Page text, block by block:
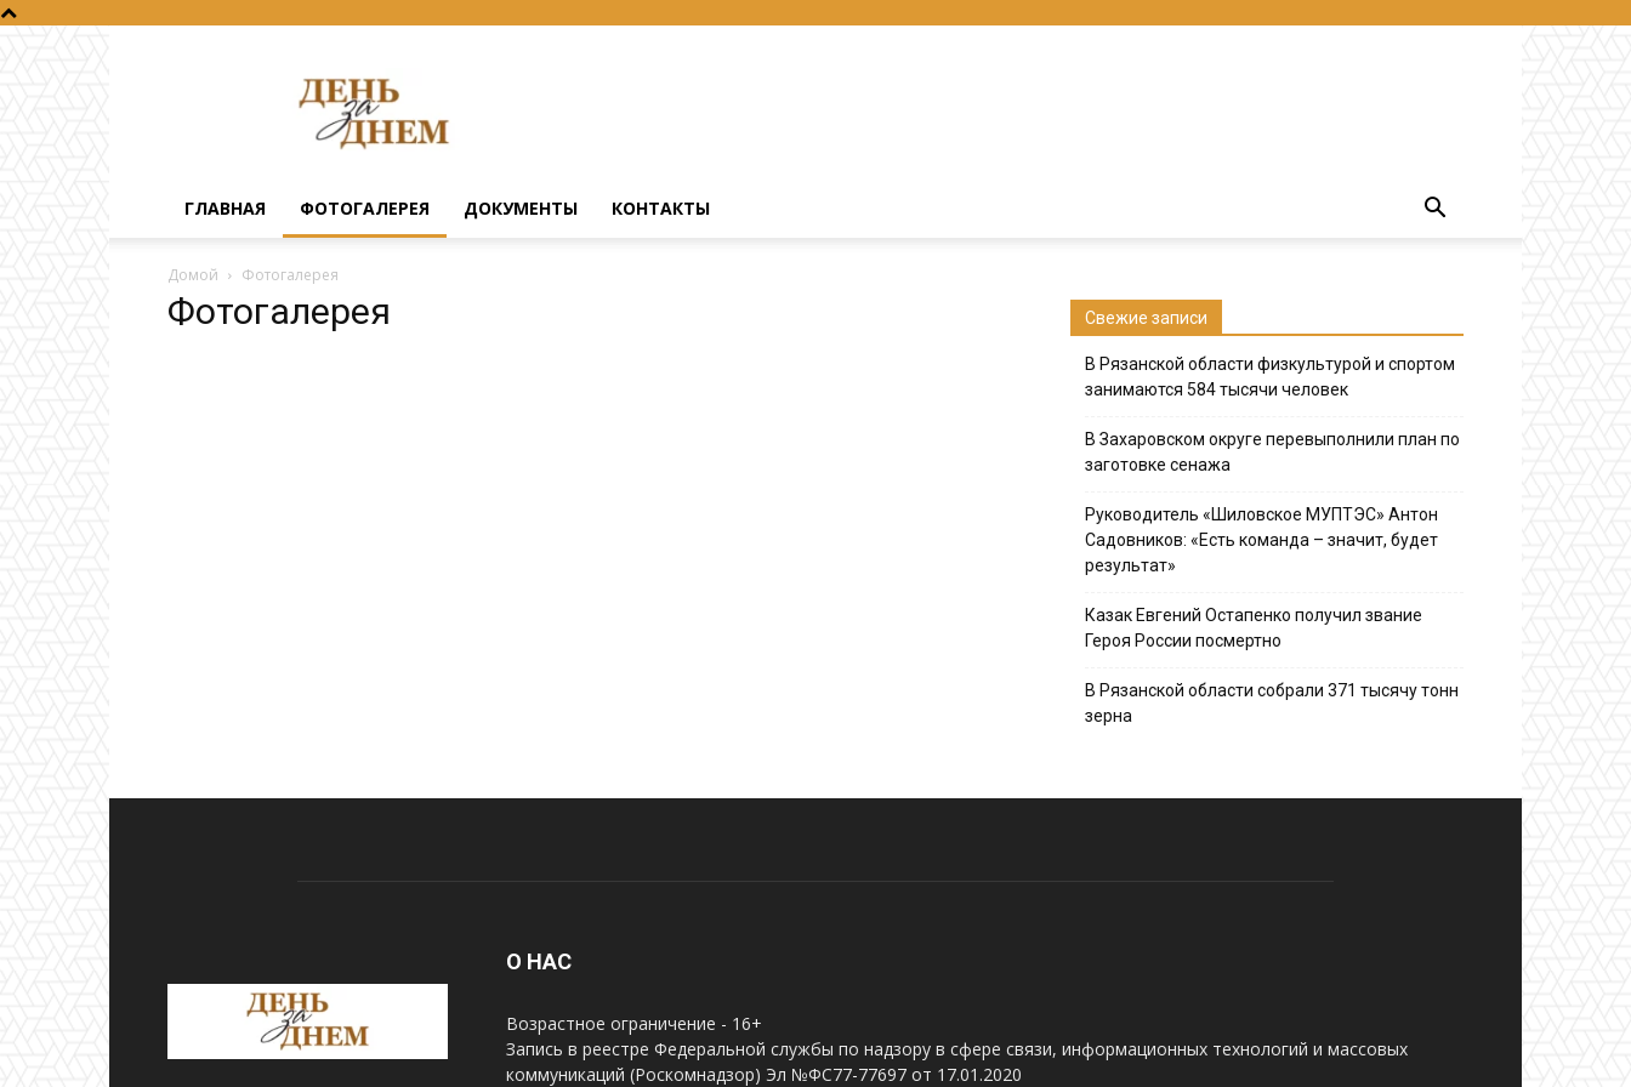
за
днем
ГЛАВНАЯ ФОТОГАЛЕРЕЯ ДОКУМЕНТЫ КОНТАКТЫ
Домой Фотогалерея
Фотогалерея Свежие записи
В Рязанской области физкультурой и спортом
занимаются 584 тысячи человек
В Захаровском округе перевыполнили план по
заготовке сенажа
Руководитель «Шиловское МУПТЭС» Антон
Садовников: «Есть команда – значит, будет
результат»
Казак Евгений Остапенко получил звание
Героя России посмертно
В Рязанской области собрали 371 тысячу тонн
зерна
О НАС
Возрастное ограничение - 16+
Запись в реестре Федеральной службы по надзору в сфере связи, информационных технологий и массовых
коммуникаций (Роскомнадзор) Эл №ФС77-77697 от 17.01.2020